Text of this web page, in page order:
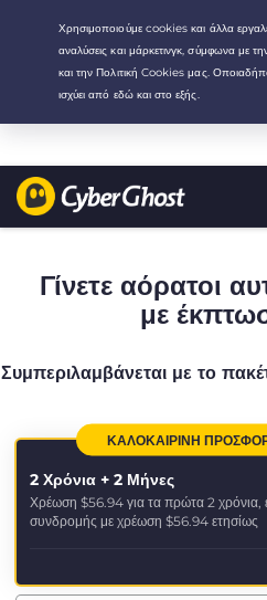
Your choice:The Best Dealfor
/month
Γίνετε αόρατοι
με
Συμπεριλαμβάνεται με το
ΚΑΛΟΚΑΙΡΙΝΉ
2 Χρόνια + 2 Μήνες
Χρέωση $56.94 για τα πρώτα 2 χρόνια,
συνδρομής με χρέωση $56.94 ετησίως